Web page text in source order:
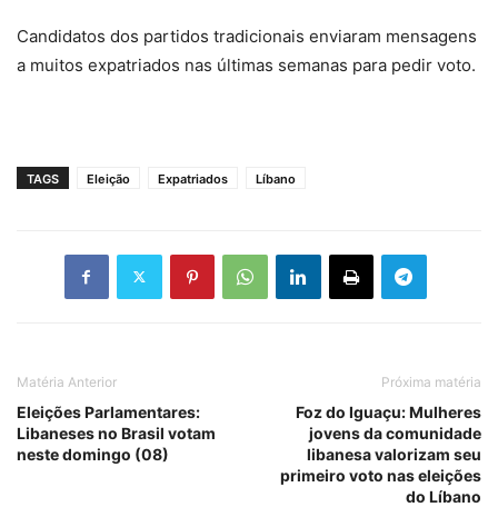
Candidatos dos partidos tradicionais enviaram mensagens
a muitos expatriados nas últimas semanas para pedir voto.
TAGS Eleição Expatriados Líbano
Matéria Anterior
Eleições Parlamentares:
Libaneses no Brasil votam
neste domingo (08)
Próxima matéria
Foz do Iguaçu: Mulheres
jovens da comunidade
libanesa valorizam seu
primeiro voto nas eleições
do Líbano